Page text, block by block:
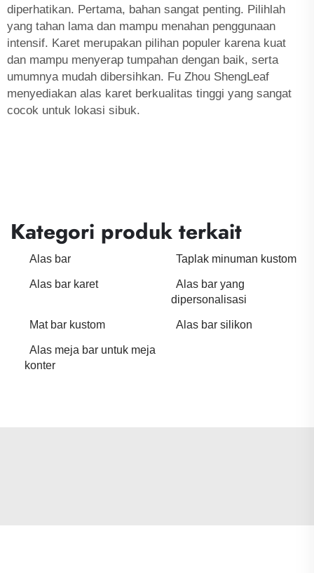
diperhatikan. Pertama, bahan sangat penting. Pilihlah
yang tahan lama dan mampu menahan penggunaan
intensif. Karet merupakan pilihan populer karena kuat
dan mampu menyerap tumpahan dengan baik, serta
umumnya mudah dibersihkan. Fu Zhou ShengLeaf
menyediakan alas karet berkualitas tinggi yang sangat
cocok untuk lokasi sibuk.
Kategori produk terkait
Alas bar Taplak minuman kustom
Alas bar karet
Alas bar yang
dipersonalisasi
Mat bar kustom Alas bar silikon
Alas meja bar untuk meja
konter